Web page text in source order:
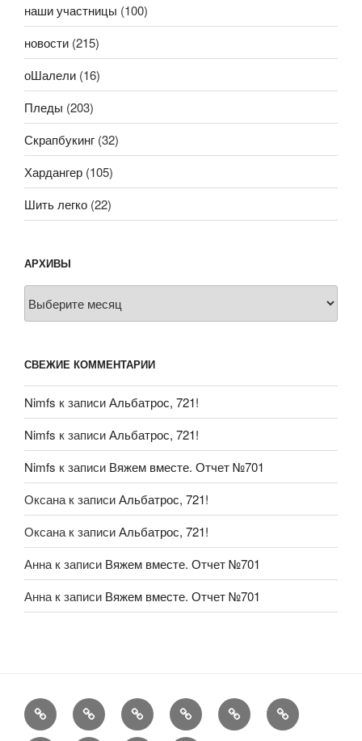
наши участницы (100)
новости (215)
оШалели (16)
Пледы (203)
Скрапбукинг (32)
Хардангер (105)
Шить легко (22)
АРХИВЫ
СВЕЖИЕ КОММЕНТАРИИ
Nimfs к записиАльбатрос, 721!
Nimfs к записиАльбатрос, 721!
Nimfs к записи Вяжем вместе. Отчет №701
Оксана к записиАльбатрос, 721!
Оксана к записиАльбатрос, 721!
Анна к записи Вяжем вместе. Отчет №701
Анна к записи Вяжем вместе. Отчет №701
FAQ Рукоделие
А
еще
Мы КонкурсыОбменник